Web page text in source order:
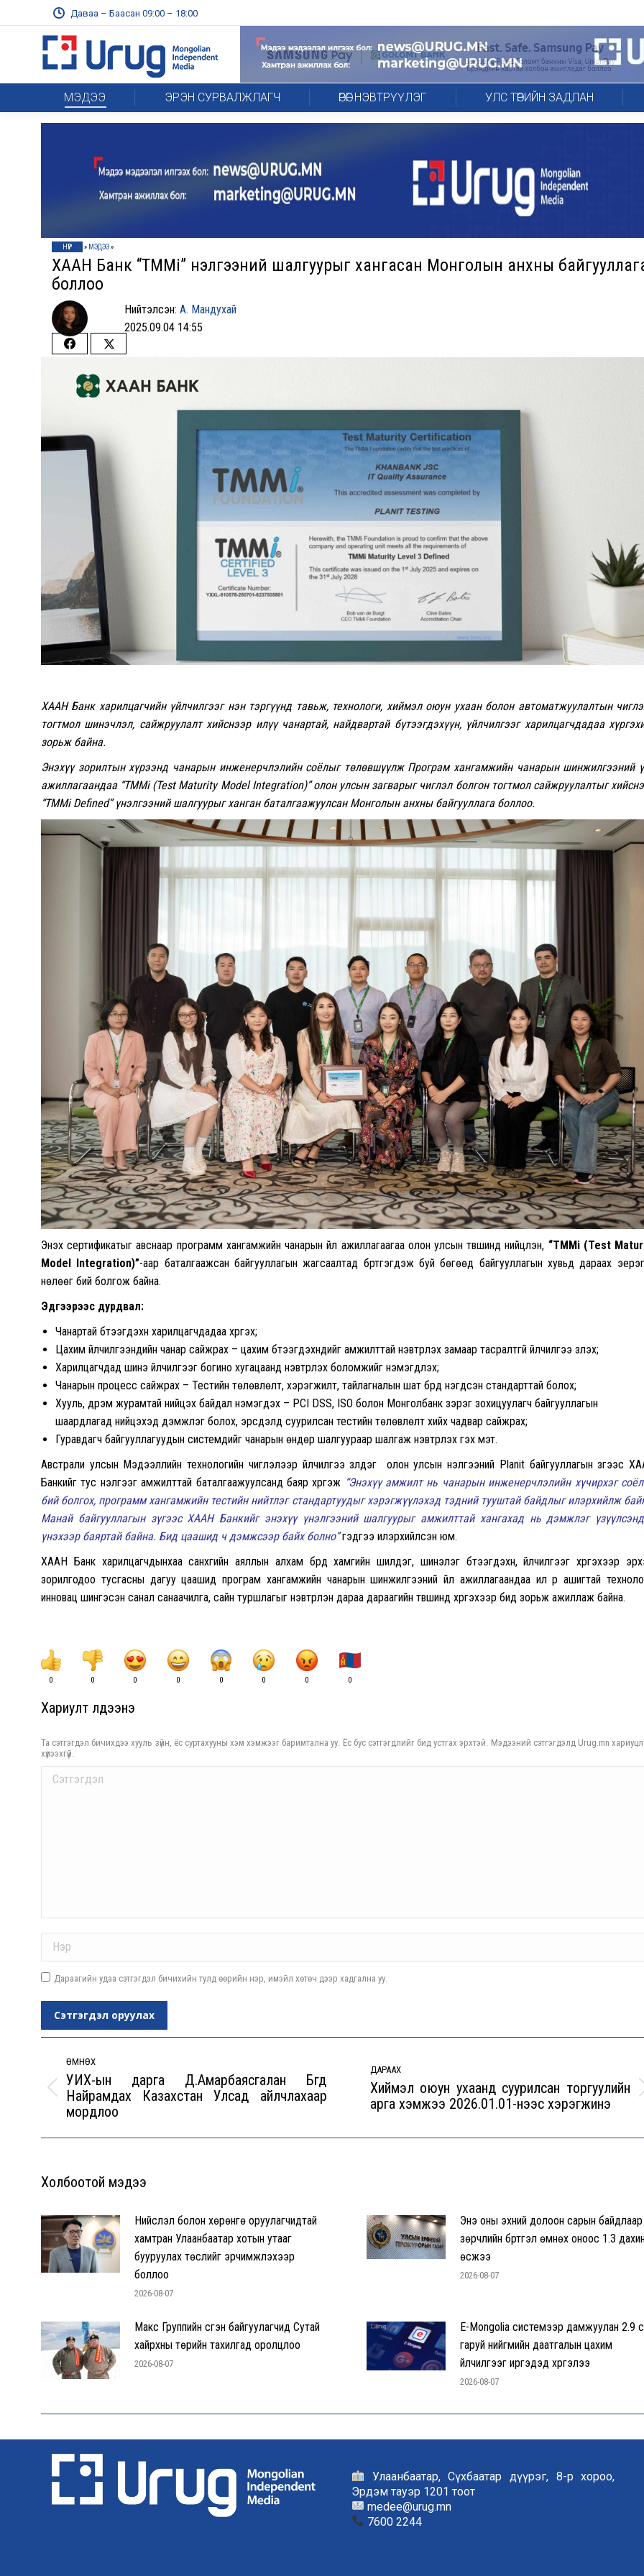
Даваа – Баасан 09:00 – 18:00
МЭДЭЭ ЭРЭН СУРВАЛЖЛАГЧ ӨРӨГ НЭВТРҮҮЛЭГ УЛС ТӨРИЙН ЗАДЛАН
НҮҮР » МЭДЭЭ»
ХААН Банк “TMMi” үнэлгээний шалгуурыг хангасан Монголын анхны
боллоо
Нийтэлсэн:А. Мандухай
2025.09.04 14:55
Share
on
Facebook
Share
ХААН Банк харилцагчийн үйлчилгээг нэн тэргүүнд тавьж, технологи, хиймэл оюун ухаан болон автоматжуулалтын
тогтмол шинэчлэл, сайжруулалт хийснээр илүү чанартай, найдвартай бүтээгдэхүүн, үйлчилгээг харилцагчдадаа
зорьж байна.
Энэхүү зорилтын хүрээнд чанарын инженерчлэлийн соёлыг төлөвшүүлж Програм хангамжийн чанарын шинжилгээний
ажиллагаандаа “TMMi (Test Maturity Model Integration)” олон улсын загварыг чиглэл болгон тогтмол сайжруулалтыг
“TMMi Defined” үнэлгээний шалгуурыг ханган баталгаажуулсан Монголын анхны байгууллага боллоо.
Энэхүү сертификатыг авснаар программ хангамжийн чанарын үйл ажиллагаагаа олон улсын түвшинд нийцүүлэн, “TMMi (Test
Model Integration)”-аар баталгаажсан байгууллагын жагсаалтад бүртгэгдэж буй бөгөөд байгууллагын хувьд дараах эерэг
нөлөөг бий болгож байна.
Эдгээрээс дурдвал:
Чанартай бүтээгдэхүүн харилцагчдадаа хүргэх;
Цахим үйлчилгээнүүдийн чанар сайжрах – цахим бүтээгдэхүүнүүдийг амжилттай нэвтрүүлэх замаар тасралтгүй үйлчилгээ үзүүлэх;
Харилцагчдад шинэ үйлчилгээг богино хугацаанд нэвтрүүлэх боломжийг нэмэгдүүлэх;
Чанарын процесс сайжрах – Тестийн төлөвлөлт, хэрэгжилт, тайлагналын шат бүрд нэгдсэн стандарттай болох;
Хууль, дүрэм журамтай нийцэх байдал нэмэгдэх – PCI DSS, ISO болон Монголбанк зэрэг зохицуулагч байгууллагын
шаардлагад нийцэхэд дэмжлэг болох, эрсдэлд суурилсан тестийн төлөвлөлт хийх чадвар сайжрах;
Гуравдагч байгууллагуудын системүүдийг чанарын өндөр шалгуураар шалгаж нэвтрүүлэх гэх мэт.
Австрали улсын Мэдээллийн технологийн чиглэлээр үйлчилгээ үзүүлдэг олон улсын үнэлгээний Planit байгууллагын зүгээс
Банкийг тус үнэлгээг амжилттай баталгаажуулсанд баяр хүргэж “Энэхүү амжилт нь чанарын инженерчлэлийн хүчирхэг
бий болгох, программ хангамжийн тестийн нийтлэг стандартуудыг хэрэгжүүлэхэд тэдний тууштай байдлыг илэрхийлж
Манай байгууллагын зүгээс ХААН Банкийг энэхүү үнэлгээний шалгуурыг амжилттай хангахад нь дэмжлэг
үнэхээр баяртай байна. Бид цаашид ч дэмжсээр байх болно” гэдгээ илэрхийлсэн юм.
ХААН Банк харилцагчдынхаа санхүүгийн аяллын алхам бүрд хамгийн шилдэг, шинэлэг бүтээгдэхүүн, үйлчилгээг хүргэхээр
зорилгодоо тусгасны дагуу цаашид програм хангамжийн чанарын шинжилгээний үйл ажиллагаандаа илүү үр ашигтай
инновац шингэсэн санал санаачилга, сайн туршлагыг нэвтрүүлэн дараа дараагийн түвшинд хүргэхээр бид зорьж ажиллаж байна.
0 0 0 0 0 0 0 0
Хариулт үлдээнэ үү
Та сэтгэгдэл бичихдээ хууль зүйн, ёс суртахууны хэм хэмжээг баримтална уу. Ёс бус сэтгэгдлийг бид устгах эрхтэй. Мэдээний сэтгэгдэлд Urug.mn
хүлээхгүй.
Comment
Дараагийн удаа сэтгэгдэл бичихийн тулд өөрийн нэр, имэйл хөтөч дээр хадгална уу.
Сэтгэгдэл оруулах
navigation
ӨМНӨХ
Previous
post:
УИХ-ын дарга Д.Амарбаясгалан Бүгд
Найрамдах Казахстан Улсад айлчлахаар
мордлоо
ДАРААХ
Next
post:
Хиймэл оюун ухаанд суурилсан торгуулийн
арга хэмжээ 2026.01.01-нээс хэрэгжинэ
Холбоотой мэдээ
Нийслэл болон хөрөнгө оруулагчидтай
хамтран Улаанбаатар хотын утааг
бууруулах төслийг эрчимжүүлэхээр
боллоо
2026-08-07
Энэ оны эхний долоон сарын байдлаар
зөрчлийн бүртгэл өмнөх оноос 1.3
өсжээ
2026-08-07
Макс Группийн үүсгэн байгуулагчид Сутай
хайрхны төрийн тахилгад оролцлоо
2026-08-07
E-Mongolia системээр дамжуулан 2.9
гаруй нийгмийн даатгалын цахим
үйлчилгээг иргэдэд хүргэлээ
2026-08-07
Улаанбаатар, Сүхбаатар дүүрэг, 8-р хороо,
Эрдэм тауэр 1201 тоот
medee@urug.mn
7600 2244